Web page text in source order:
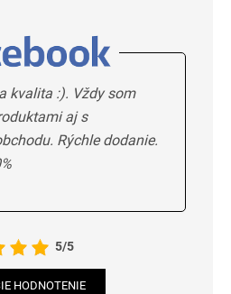
kvalita :). Vždy som
aj s
Rýchle dodanie.
5/5
HODNOTENIE